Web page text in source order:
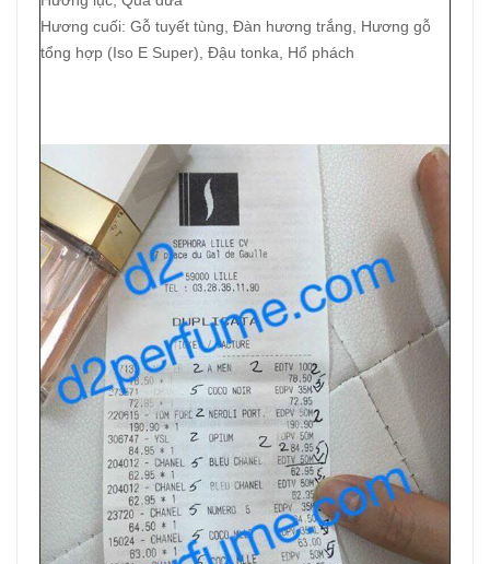
Hương cuối: Gỗ tuyết tùng, Đàn hương trắng, Hương gỗ
tổng hợp (Iso E Super), Đậu tonka, Hổ phách